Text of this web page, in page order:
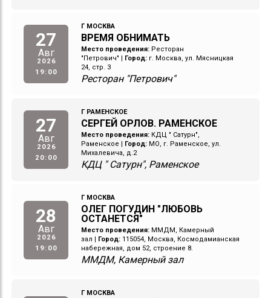
27
Авг
2026
19:00
Г МОСКВА
ВРЕМЯ ОБНИМАТЬ
Место проведения: Ресторан
"Петрович"
Город: г. Москва, ул. Мясницкая
24, стр. 3
Ресторан "Петрович"
27
Авг
2026
20:00
Г РАМЕНСКОЕ
СЕРГЕЙ ОРЛОВ. РАМЕНСКОЕ
Место проведения: КДЦ " Сатурн",
Раменское
Город: МО, г. Раменское, ул.
Михалевича, д.2
КДЦ " Сатурн", Раменское
28
Авг
2026
19:00
Г МОСКВА
ОЛЕГ ПОГУДИН "ЛЮБОВЬ
ОСТАНЕТСЯ"
Место проведения: ММДМ, Камерный
зал
Город: 115054, Москва, Космодамианская
набережная, дом 52, строение 8.
ММДМ, Камерный зал
Г МОСКВА